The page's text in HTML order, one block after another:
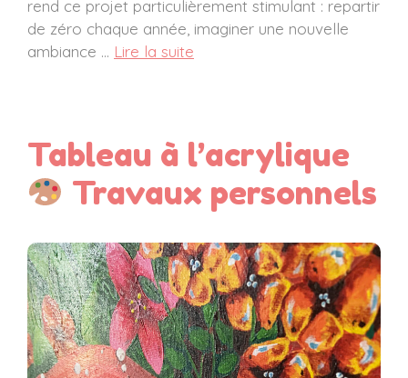
rend ce projet particulièrement stimulant : repartir
de zéro chaque année, imaginer une nouvelle
ambiance … Lire la suite
Tableau à l’acrylique
Travaux personnels